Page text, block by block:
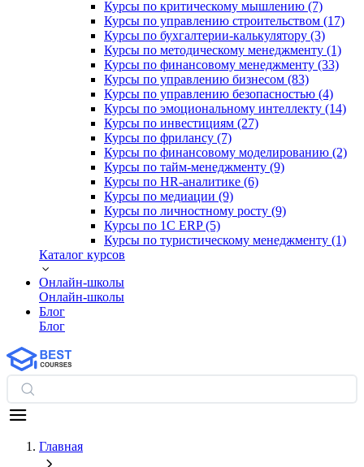
Курсы по критическому мышлению (7)
Курсы по управлению строительством (17)
Курсы по бухгалтерии-калькулятору (3)
Курсы по методическому менеджменту (1)
Курсы по финансовому менеджменту (33)
Курсы по управлению бизнесом (83)
Курсы по управлению безопасностью (4)
Курсы по эмоциональному интеллекту (14)
Курсы по инвестициям (27)
Курсы по фрилансу (7)
Курсы по финансовому моделированию (2)
Курсы по тайм-менеджменту (9)
Курсы по HR-аналитике (6)
Курсы по медиации (9)
Курсы по личностному росту (9)
Курсы по 1С ERP (5)
Курсы по туристическому менеджменту (1)
Каталог курсов
Онлайн-школы
Онлайн-школы
Блог
Блог
Главная